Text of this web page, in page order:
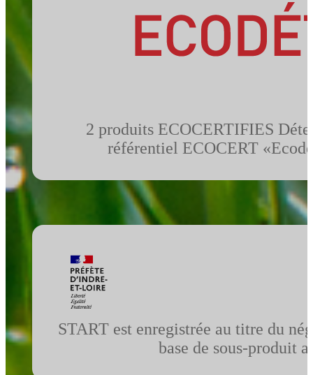
2 produits ECOCERTIFIES
référentiel ECOCERT
START est enregistrée au titre du
base de sous-produit